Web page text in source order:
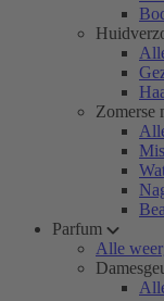
Zomerse
Parfum
Alle